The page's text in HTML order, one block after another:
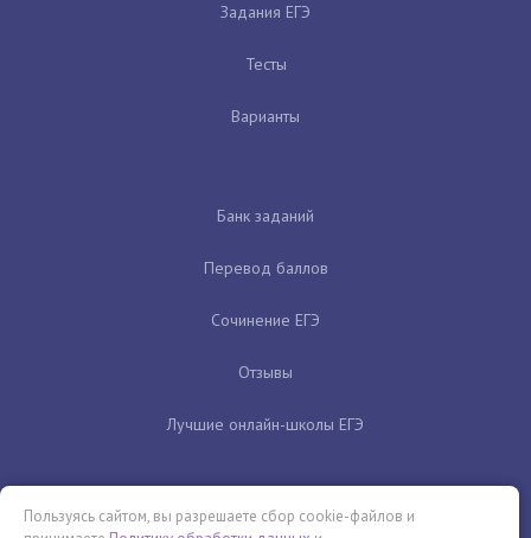
Задания ЕГЭ
Тесты
Варианты
Банк заданий
Перевод баллов
Сочинение ЕГЭ
Отзывы
Лучшие онлайн-школы ЕГЭ
Пользуясь сайтом, вы разрешаете сбор cookie-файлов и